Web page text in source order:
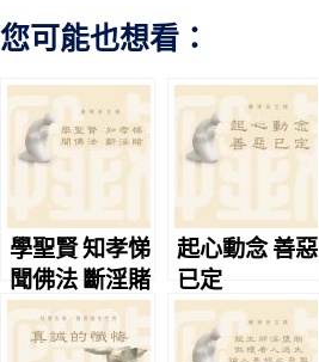
您可能也想看：
學聖賢 知孝悌
聞佛法 斷淫賭
起心動念 善惡
已定